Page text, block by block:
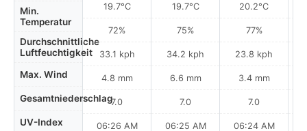
Min.
Temperatur
Durchschnittliche
Luftfeuchtigkeit
Max. Wind
Gesamtniederschlag
UV-Index
19.7°C
72%
33.1 kph
4.8 mm
7.0
06:26 AM
19.7°C
75%
34.2 kph
6.6 mm
7.0
06:25 AM
20.2°C
77%
23.8 kph
3.4 mm
7.0
06:24 AM